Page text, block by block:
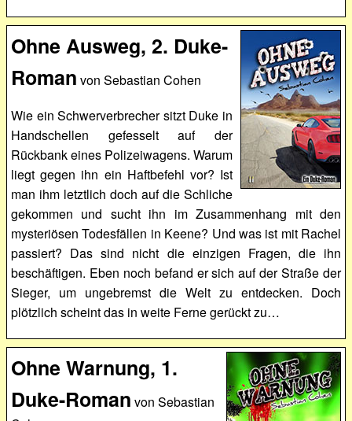
Ohne Ausweg, 2. Duke-
Roman von Sebastian Cohen
Wie ein Schwerverbrecher sitzt Duke in
Handschellen gefesselt auf der
Rückbank eines Polizeiwagens. Warum
liegt gegen ihn ein Haftbefehl vor? Ist
man ihm letztlich doch auf die Schliche
gekommen und sucht ihn im Zusammenhang mit den
mysteriösen Todesfällen in Keene? Und was ist mit Rachel
passiert? Das sind nicht die einzigen Fragen, die ihn
beschäftigen. Eben noch befand er sich auf der Straße der
Sieger, um ungebremst die Welt zu entdecken. Doch
plötzlich scheint das in weite Ferne gerückt zu…
Ohne Warnung, 1.
Duke-Roman von Sebastian